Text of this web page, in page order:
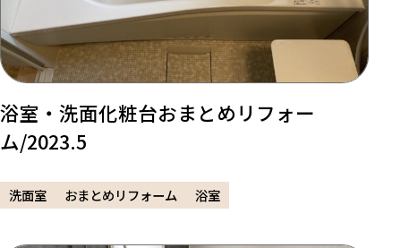
浴室・洗面化粧台おまとめリフォー
ム/2023.5
洗面室 おまとめリフォーム 浴室